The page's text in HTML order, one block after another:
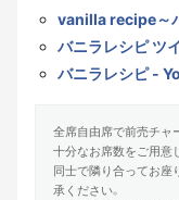
vanilla recipe～
バニラレシピ ツ
バニラレシピ -
全席自由席で前売チャ
十分なお席数をご用意
同士で隣り合ってお座
承ください。